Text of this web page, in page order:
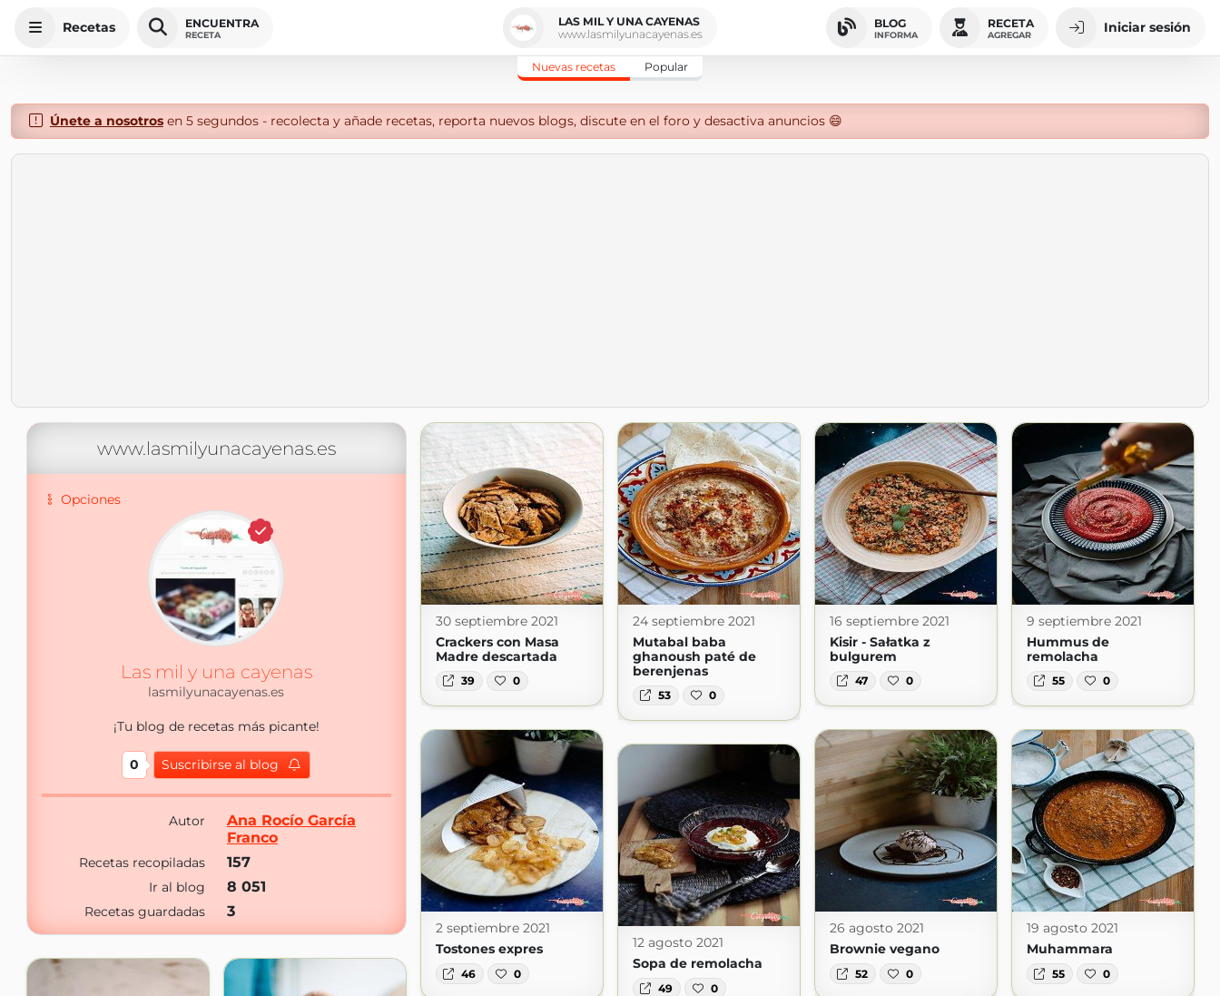
Recetas ENCUENTRA
RECETA
LAS MIL Y UNA CAYENAS
www.lasmilyunacayenas.es
BLOG
INFORMA
RECETA
AGREGAR Iniciar sesión
Nuevas recetas Popular
Únete a nosotrosen 5 segundos - recolecta y añade recetas, reporta nuevos blogs, discute en el foro y desactiva anuncios 😄
www.lasmilyunacayenas.es
Opciones
Las mil y una cayenas
lasmilyunacayenas.es
¡Tu blog de recetas más picante!
0 Suscribirse al blog
Autor
Ana Rocío García
Franco
Recetas recopiladas 157
Ir al blog 8 051
Recetas guardadas 3
30 septiembre 2021
Crackers con Masa
Madre descartada
39 0
24 septiembre 2021
Mutabal baba
ghanoush paté de
berenjenas
53 0
16 septiembre 2021
Kisir - Sałatka z
bulgurem
47 0
9 septiembre 2021
Hummus de
remolacha
55 0
2 septiembre 2021
Tostones expres
46 0
26 agosto 2021
Brownie vegano
52 0
19 agosto 2021
Muhammara
55 0
12 agosto 2021
Sopa de remolacha
49 0